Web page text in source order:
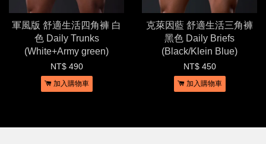
軍風版 舒適生活四角褲 白
色 Daily Trunks
(White+Army green)
NT$ 490
加入購物車
克萊因藍 舒適生活三角褲
黑色 Daily Briefs
(Black/Klein Blue)
NT$ 450
加入購物車